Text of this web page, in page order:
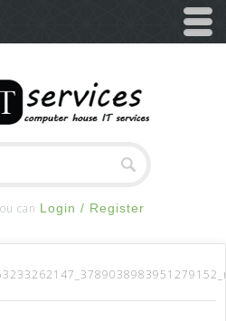
can Login / Register